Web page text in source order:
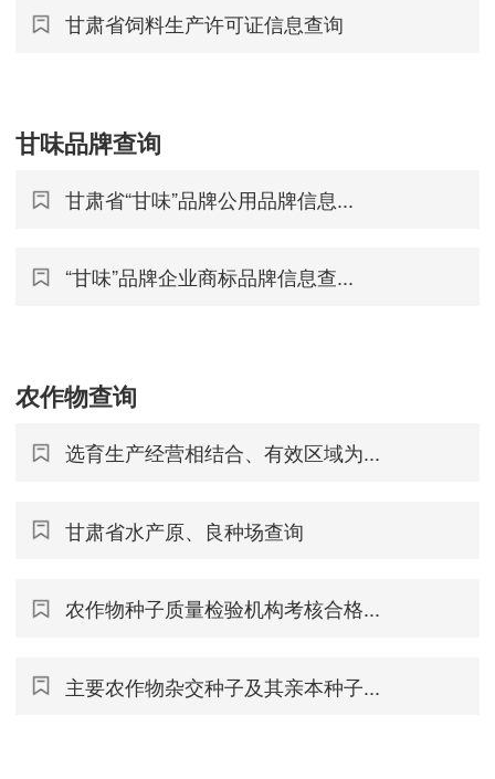
甘肃省饲料生产许可证信息查询
甘味品牌查询
甘肃省“甘味”品牌公用品牌信息...
“甘味”品牌企业商标品牌信息查...
农作物查询
选育生产经营相结合、有效区域为...
甘肃省水产原、良种场查询
农作物种子质量检验机构考核合格...
主要农作物杂交种子及其亲本种子...